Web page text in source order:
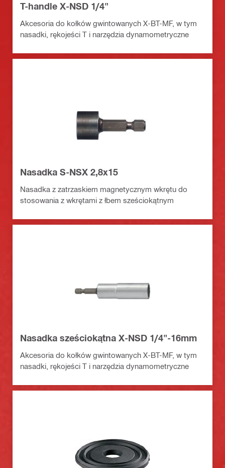
T-handle X-NSD 1/4"
Akcesoria do kołków gwintowanych X-BT-MF, w tym
nasadki, rękojeści T i narzędzia dynamometryczne
Nasadka S-NSX 2,8x15
Nasadka z zatrzaskiem magnetycznym wkrętu do
stosowania z wkrętami z łbem sześciokątnym
Nasadka sześciokątna X-NSD 1/4"-16mm
Akcesoria do kołków gwintowanych X-BT-MF, w tym
nasadki, rękojeści T i narzędzia dynamometryczne